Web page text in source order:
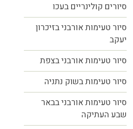
סיורים קולינריים בעכו
סיור טעימות אורבני בזיכרון
יעקב
סיור טעימות אורבני בצפת
סיור טעימות בשוק נתניה
סיור טעימות אורבני בבאר
שבע העתיקה